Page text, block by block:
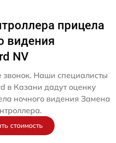
прицела
видения
NV
звонок. Наши специалисты
в Казани дадут оценку
ночного видения Замена
стоимость